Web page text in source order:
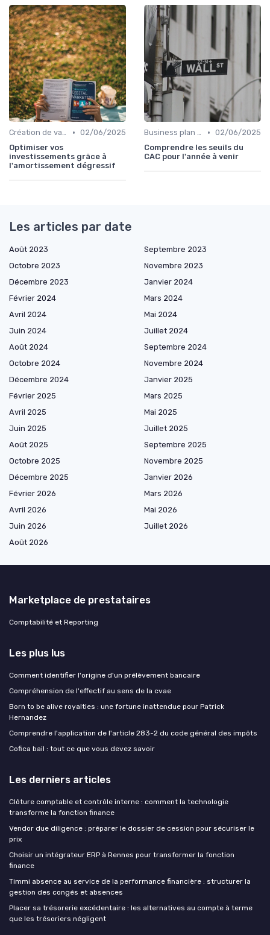
Création de valeur & rentabilité • 02/06/2025
Optimiser vos
investissements grâce à
l'amortissement dégressif
Business plan & modélisation financière • 02/06/2025
Comprendre les seuils du
CAC pour l'année à venir
Les articles par date
Août 2023
Septembre 2023
Octobre 2023
Novembre 2023
Décembre 2023
Janvier 2024
Février 2024
Mars 2024
Avril 2024
Mai 2024
Juin 2024
Juillet 2024
Août 2024
Septembre 2024
Octobre 2024
Novembre 2024
Décembre 2024
Janvier 2025
Février 2025
Mars 2025
Avril 2025
Mai 2025
Juin 2025
Juillet 2025
Août 2025
Septembre 2025
Octobre 2025
Novembre 2025
Décembre 2025
Janvier 2026
Février 2026
Mars 2026
Avril 2026
Mai 2026
Juin 2026
Juillet 2026
Août 2026
Marketplace de prestataires
Comptabilité et Reporting
Les plus lus
Comment identifier l'origine d'un prélèvement bancaire
Compréhension de l'effectif au sens de la cvae
Born to be alive royalties : une fortune inattendue pour Patrick
Hernandez
Comprendre l'application de l'article 283-2 du code général des impôts
Cofica bail : tout ce que vous devez savoir
Les derniers articles
Clôture comptable et contrôle interne : comment la technologie
transforme la fonction finance
Vendor due diligence : préparer le dossier de cession pour sécuriser le
prix
Choisir un intégrateur ERP à Rennes pour transformer la fonction
finance
Timmi absence au service de la performance financière : structurer la
gestion des congés et absences
Placer sa trésorerie excédentaire : les alternatives au compte à terme
que les trésoriers négligent